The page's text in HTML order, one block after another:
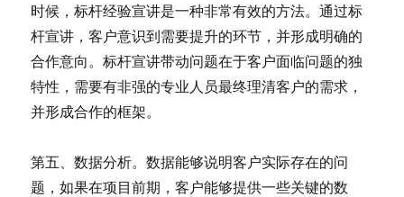
时候，标杆经验宣讲是一种非常有效的方法。通过标
杆宣讲，客户意识到需要提升的环节，并形成明确的
合作意向。标杆宣讲带动问题在于客户面临问题的独
特性，需要有非强的专业人员最终理清客户的需求，
并形成合作的框架。
第五、数据分析。数据能够说明客户实际存在的问
题，如果在项目前期，客户能够提供一些关键的数